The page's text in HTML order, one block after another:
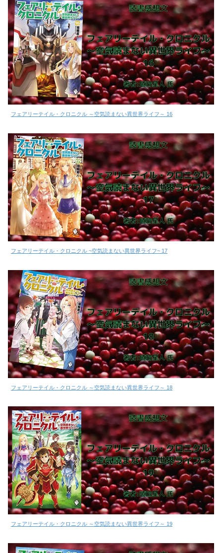
フェアリーテイル・クロニクル ～空気読まない異世界ライフ～ 16
フェアリーテイル・クロニクル ~空気読まない異世界ライフ~ 17
フェアリーテイル・クロニクル ～空気読まない異世界ライフ～ 18
フェアリーテイル・クロニクル ～空気読まない異世界ライフ～ 19